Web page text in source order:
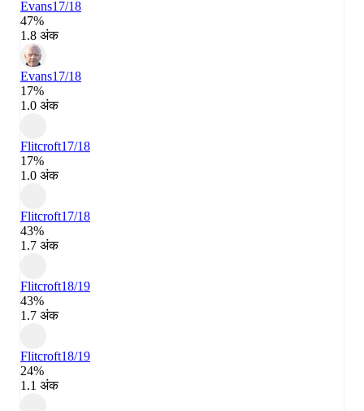
Evans17/18
47%
1.8 अंक
Evans17/18
17%
1.0 अंक
Flitcroft17/18
17%
1.0 अंक
Flitcroft17/18
43%
1.7 अंक
Flitcroft18/19
43%
1.7 अंक
Flitcroft18/19
24%
1.1 अंक